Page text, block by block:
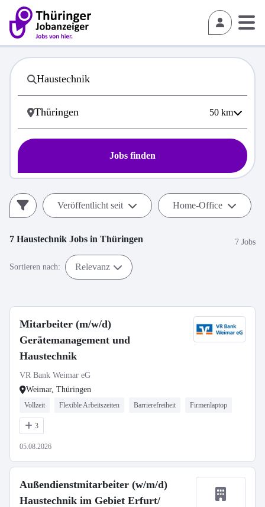
50 km
Jobs finden
Veröffentlicht seit Home-Office
7 Haustechnik Jobs in Thüringen 7 Jobs
Sortieren nach: Relevanz
Mitarbeiter (m/w/d)
Gerätemanagement und
Haustechnik
VR Bank Weimar eG
Weimar, Thüringen
Vollzeit Flexible Arbeitszeiten Barrierefreiheit Firmenlaptop
3
05.08.2026
Außendienstmitarbeiter (w/m/d)
Haustechnik im Gebiet Erfurt/